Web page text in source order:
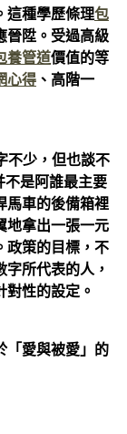
這種學歷條理包
晉陞。受過高級
養管道價值的等
心得 、高階一
少，但也談不
不是阿誰最主要
馬車的後備箱裡
地拿出一張一元
政策的目標，不
所代表的人，
性的設定。
「愛與被愛」的